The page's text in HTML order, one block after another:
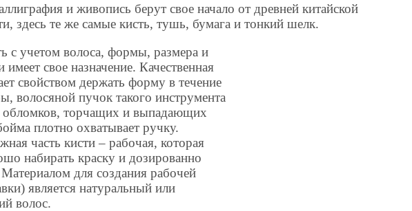
и живопись берут свое начало от древней китайской
здесь те же самые кисть, тушь, бумага и тонкий шелк.
с учетом волоса, формы, размера и
свое назначение. Качественная
свойством держать форму в течение
волосяной пучок такого инструмента
обломков, торчащих и выпадающих
плотно охватывает ручку.
часть кисти – рабочая, которая
набирать краску и дозированно
Материалом для создания рабочей
является натуральный или
волос.